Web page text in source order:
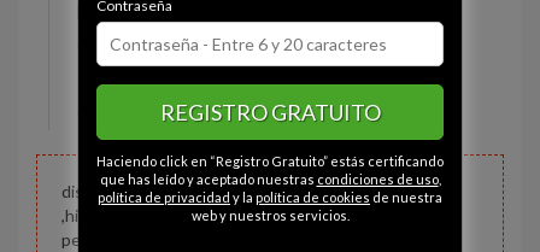
Estado civil:
Ojos: Marrón
Constitución: Normal
discreto que entiende la fantasias , saludable
,higieneico no soy psicologo pero entiendo a las
personas y parejas que desean tener un encuentro o
Contraseña
REGISTRO GRATUITO
Haciendo click en “Registro Gratuito” estás certificando
que has leído y aceptado nuestras condiciones de uso,
política de privacidad y la política de cookies de nuestra
web y nuestros servicios.